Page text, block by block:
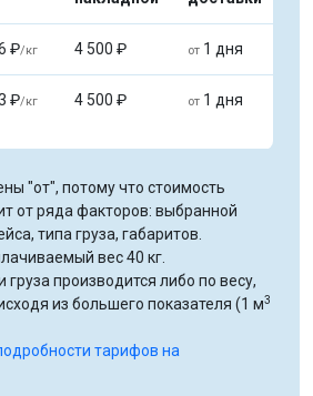
₽/кг 4 500 ₽ от 1 дня
₽/кг 4 500 ₽ от 1 дня
"от", потому что стоимость
от ряда факторов: выбранной
типа груза, габаритов.
вес 40 кг.
груза производится либо по весу,
из большего показателя (1 м3
тарифов на